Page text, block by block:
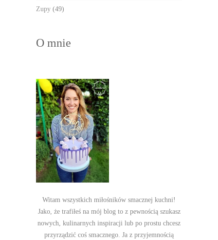
Zupy (49)
O mnie
Witam wszystkich miłośników smacznej kuchni!
Jako, że trafiłeś na mój blog to z pewnością szukasz
nowych, kulinarnych inspiracji lub po prostu chcesz
przyrządzić coś smacznego. Ja z przyjemnością